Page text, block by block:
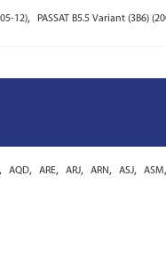
12), PASSAT B5.5 Variant (3B6)
, AQD, ARE, ARJ, ARN, ASJ, ASM,